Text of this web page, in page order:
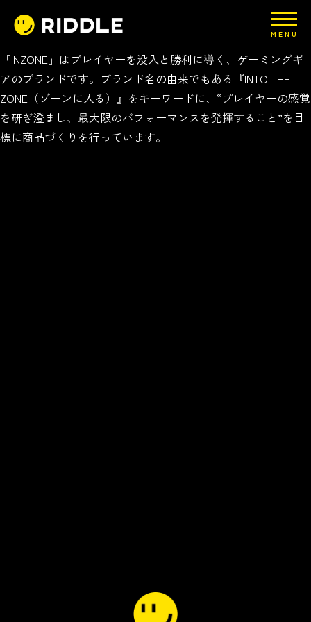
MENU
「INZONE」はプレイヤーを没入と勝利に導く、ゲーミングギ
アのブランドです。ブランド名の由来でもある『INTO THE
ZONE（ゾーンに入る）』をキーワードに、“プレイヤーの感覚
を研ぎ澄まし、最大限のパフォーマンスを発揮すること”を目
標に商品づくりを行っています。